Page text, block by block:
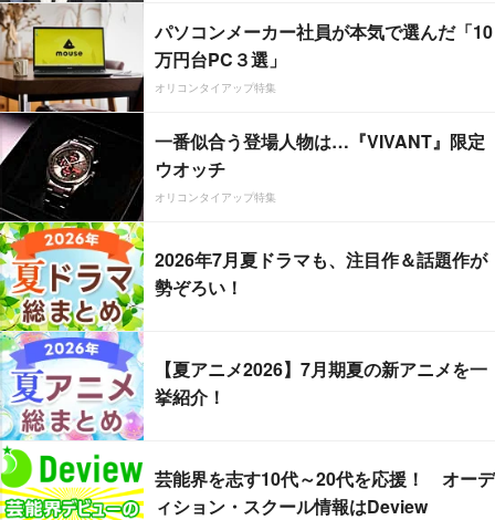
パソコンメーカー社員が本気で選んだ「10
万円台PC３選」
オリコンタイアップ特集
一番似合う登場人物は…『VIVANT』限定
ウオッチ
オリコンタイアップ特集
2026年7月夏ドラマも、注目作＆話題作が
勢ぞろい！
【夏アニメ2026】7月期夏の新アニメを一
挙紹介！
芸能界を志す10代～20代を応援！ オーデ
ィション・スクール情報はDeview